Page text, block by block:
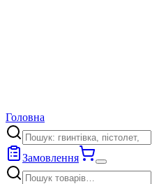
Головна
Замовлення